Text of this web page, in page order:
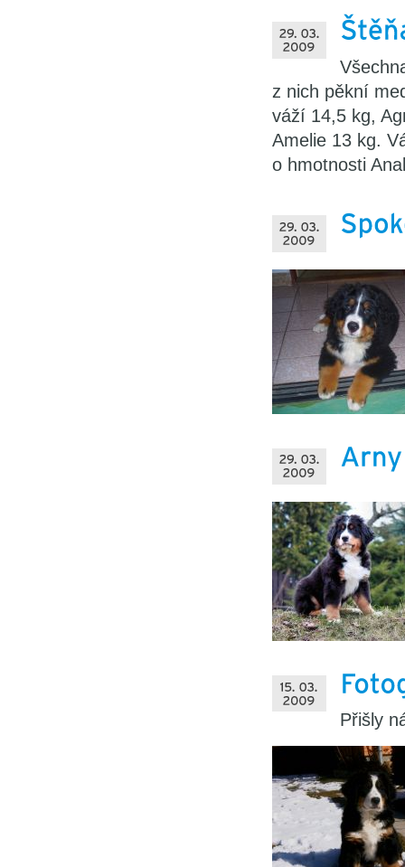
z nich pěkní
váží 14,5 kg,
Amelie 13 kg.
o hmotnosti
Přišly